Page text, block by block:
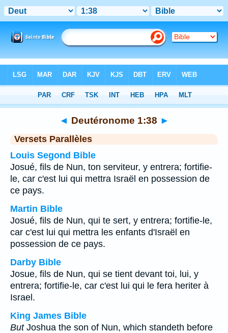
>Chapitre 1 > Verset 38
◄ Deutéronome 1:38 ►
Versets Parallèles
Louis Segond Bible
Josué, fils de Nun, ton serviteur, y entrera; fortifie-
le, car c'est lui qui mettra Israël en possession de
ce pays.
Martin Bible
Josué, fils de Nun, qui te sert, y entrera; fortifie-le,
car c'est lui qui mettra les enfants d'Israël en
possession de ce pays.
Darby Bible
Josue, fils de Nun, qui se tient devant toi, lui, y
entrera; fortifie-le, car c'est lui qui le fera heriter à
Israel.
King James Bible
ButJoshua the son of Nun, which standeth before